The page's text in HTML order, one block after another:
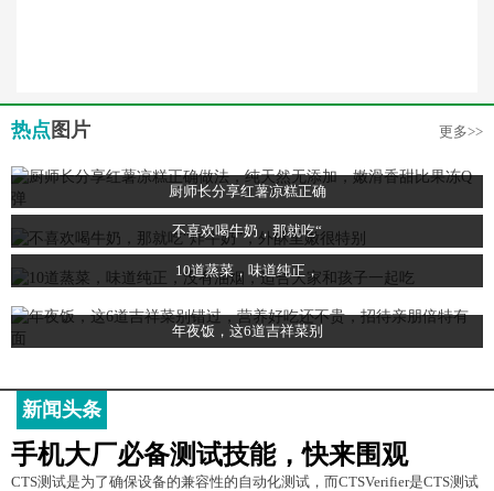
热点 图片 更多>>
厨师长分享红薯凉糕正确
不喜欢喝牛奶，那就吃“
10道蒸菜，味道纯正，
年夜饭，这6道吉祥菜别
新闻头条
手机大厂必备测试技能，快来围观
CTS测试是为了确保设备的兼容性的自动化测试，而CTSVerifier是CTS测试